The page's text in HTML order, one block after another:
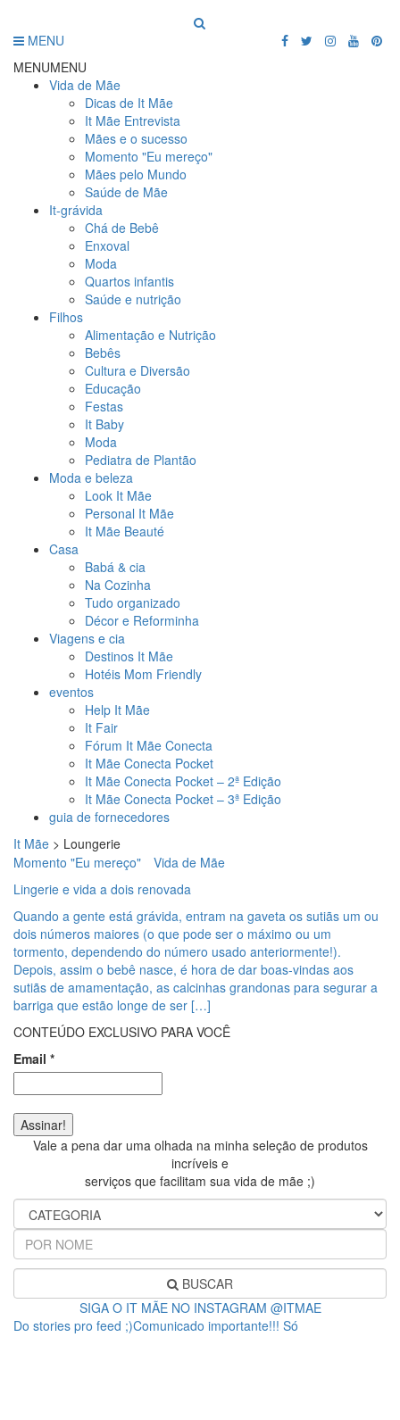
MENU
MENUMENU
Vida de Mãe
Dicas de It Mãe
It Mãe Entrevista
Mães e o sucesso
Momento "Eu mereço"
Mães pelo Mundo
Saúde de Mãe
It-grávida
Chá de Bebê
Enxoval
Moda
Quartos infantis
Saúde e nutrição
Filhos
Alimentação e Nutrição
Bebês
Cultura e Diversão
Educação
Festas
It Baby
Moda
Pediatra de Plantão
Moda e beleza
Look It Mãe
Personal It Mãe
It Mãe Beauté
Casa
Babá & cia
Na Cozinha
Tudo organizado
Décor e Reforminha
Viagens e cia
Destinos It Mãe
Hotéis Mom Friendly
eventos
Help It Mãe
It Fair
Fórum It Mãe Conecta
It Mãe Conecta Pocket
It Mãe Conecta Pocket – 2ª Edição
It Mãe Conecta Pocket – 3ª Edição
guia de fornecedores
It Mãe > Loungerie
Momento "Eu mereço"
Vida de Mãe
Lingerie e vida a dois renovada
Quando a gente está grávida, entram na gaveta os sutiãs um ou
dois números maiores (o que pode ser o máximo ou um
tormento, dependendo do número usado anteriormente!).
Depois, assim o bebê nasce, é hora de dar boas-vindas aos
sutiãs de amamentação, as calcinhas grandonas para segurar a
barriga que estão longe de ser […]
CONTEÚDO EXCLUSIVO PARA VOCÊ
Email *
Vale a pena dar uma olhada na minha seleção de produtos
incríveis e
serviços que facilitam sua vida de mãe ;)
BUSCAR
SIGA O IT MÃE NO INSTAGRAM @ITMAE
Do stories pro feed ;)Comunicado importante!!! Só